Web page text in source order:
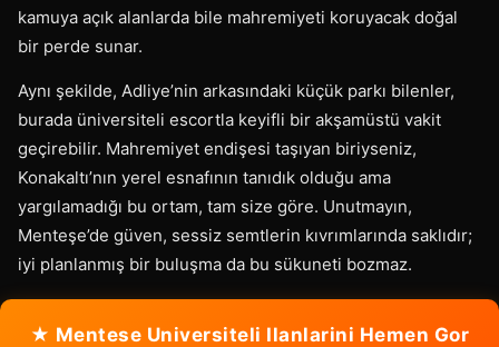
kamuya açık alanlarda bile mahremiyeti koruyacak doğal
bir perde sunar.
Aynı şekilde, Adliye’nin arkasındaki küçük parkı bilenler,
burada üniversiteli escortla keyifli bir akşamüstü vakit
geçirebilir. Mahremiyet endişesi taşıyan biriyseniz,
Konakaltı’nın yerel esnafının tanıdık olduğu ama
yargılamadığı bu ortam, tam size göre. Unutmayın,
Menteşe’de güven, sessiz semtlerin kıvrımlarında saklıdır;
iyi planlanmış bir buluşma da bu sükuneti bozmaz.
★ Mentese Universiteli Ilanlarini Hemen Gor